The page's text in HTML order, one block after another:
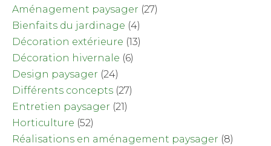
Aménagement paysager (27)
Bienfaits du jardinage (4)
Décoration extérieure (13)
Décoration hivernale (6)
Design paysager (24)
Différents concepts (27)
Entretien paysager (21)
Horticulture (52)
Réalisations en aménagement paysager (8)